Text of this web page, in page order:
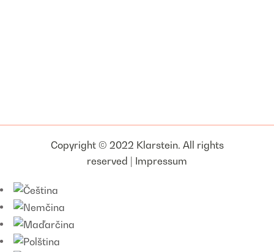
Copyright © 2022 Klarstein. All rights
reserved | Impressum